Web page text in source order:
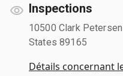
Inspections
10500 Clark
States 89165
Détails concernant